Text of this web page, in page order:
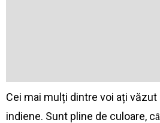
Cei mai mulți dintre voi ați
indiene. Sunt pline de culoare,